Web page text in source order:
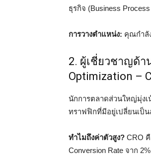
ธุรกิจ (Business
การวางตำแหน่ง: คุณกำลั
2. ผู้เชี่ยวชาญด้า
Optimization –
นักการตลาดส่วนใหญ่มุ่ง
ทราฟฟิกที่มีอยู่เปลี่ยนเป็น
ทำไมถึงค่าตัวสูง? CRO
Conversion Rate จาก